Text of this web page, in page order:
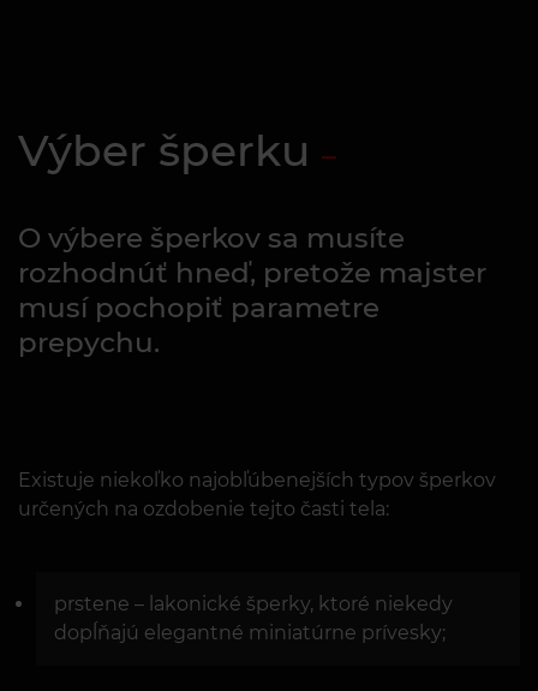
Výber šperku
O výbere šperkov sa musíte
rozhodnúť hneď, pretože majster
musí pochopiť parametre
prepychu.
Existuje niekoľko najobľúbenejších typov šperkov
určených na ozdobenie tejto časti tela:
prstene – lakonické šperky, ktoré niekedy
dopĺňajú elegantné miniatúrne prívesky;